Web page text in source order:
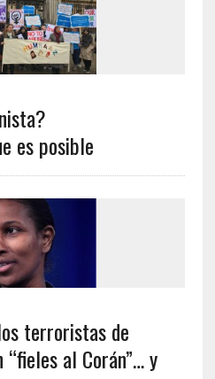
es posible
terroristas de
al Corán”… y